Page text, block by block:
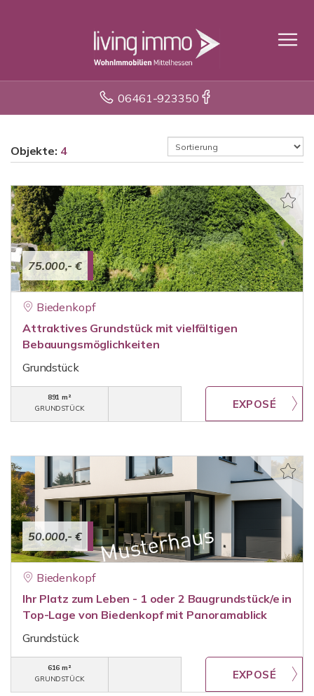
06461-923350
Objekte: 4
75.000,- €
Biedenkopf
Attraktives Grundstück mit vielfältigen
Bebauungsmöglichkeiten
Grundstück
891 m²
GRUNDSTÜCK
50.000,- €
Biedenkopf
Ihr Platz zum Leben - 1 oder 2 Baugrundstück/e in
Top-Lage von Biedenkopf mit Panoramablick
Grundstück
616 m²
GRUNDSTÜCK